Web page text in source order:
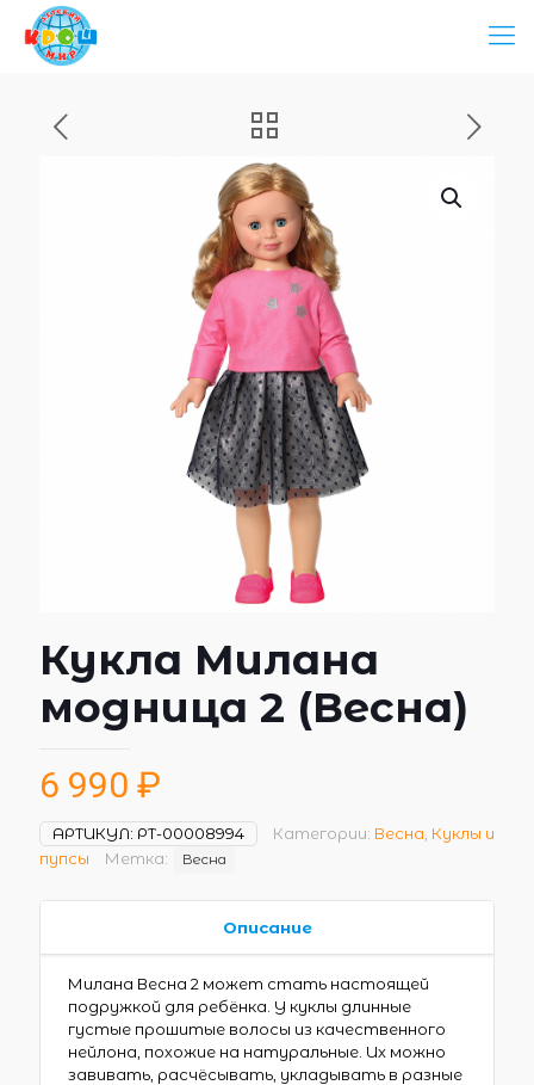
Кукла Милана
модница 2 (Весна)
6 990 ₽
АРТИКУЛ: РТ-00008994 Категории: Весна Куклы и
пупсы
Метка: Весна
Описание
Милана Весна 2 может стать настоящей
подружкой для ребёнка. У куклы длинные
густые прошитые волосы из качественного
нейлона, похожие на натуральные. Их можно
завивать, расчёсывать, укладывать в разные